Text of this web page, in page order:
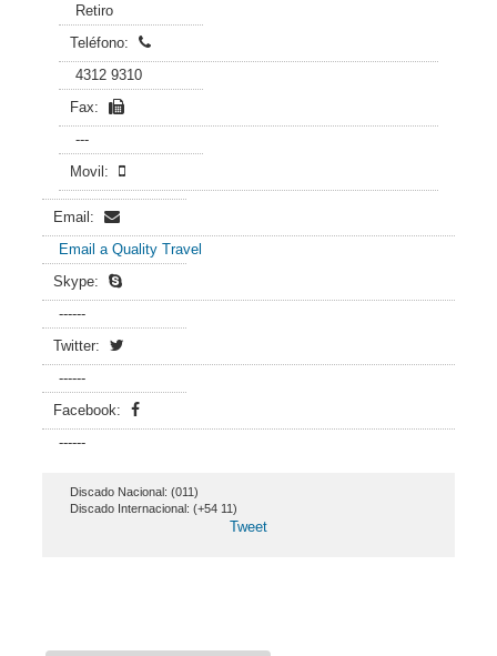
Retiro
Teléfono:
4312 9310
Fax:
---
Movil:
Email:
Email a Quality Travel
Skype:
------
Twitter:
------
Facebook:
------
Discado Nacional: (011)
Discado Internacional: (+54 11)
Tweet